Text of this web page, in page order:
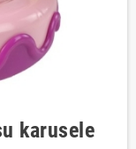
karusele